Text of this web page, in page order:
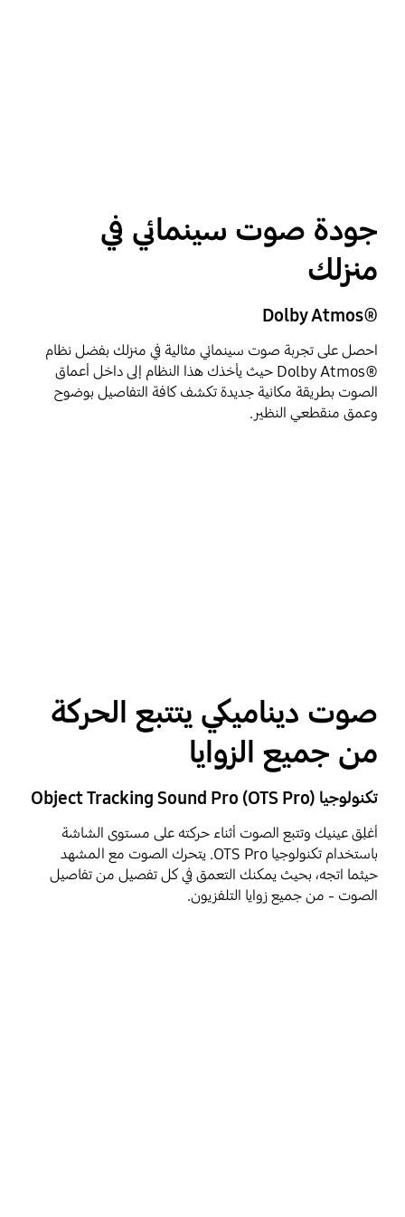
جودة صوت سينمائي في
منزلك
®Dolby Atmos
احصل على تجربة صوت سينمائي مثالية في منزلك بفضل نظام
®Dolby Atmos حيث يأخذك هذا النظام إلى داخل أعماق
الصوت بطريقة مكانية جديدة تكشف كافة التفاصيل بوضوح
وعمق منقطعي النظير.
صوت ديناميكي يتتبع الحركة
من جميع الزوايا
تكنولوجيا Object Tracking Sound Pro (OTS Pro)
أغلِق عينيك وتتبع الصوت أثناء حركته على مستوى الشاشة
باستخدام تكنولوجيا OTS Pro. يتحرك الصوت مع المشهد
حيثما اتجه، بحيث يمكنك التعمق في كل تفصيل من تفاصيل
الصوت - من جميع زوايا التلفزيون.